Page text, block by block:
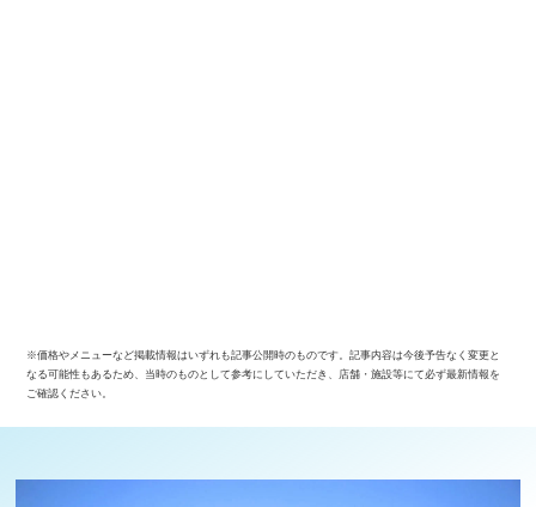
※価格やメニューなど掲載情報はいずれも記事公開時のものです。記事内容は今後予告なく変更と
なる可能性もあるため、当時のものとして参考にしていただき、店舗・施設等にて必ず最新情報を
ご確認ください。